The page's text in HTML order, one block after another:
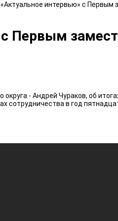
интервью» с Первым
Первым
- Андрей Чураков, об
сотрудничества в год